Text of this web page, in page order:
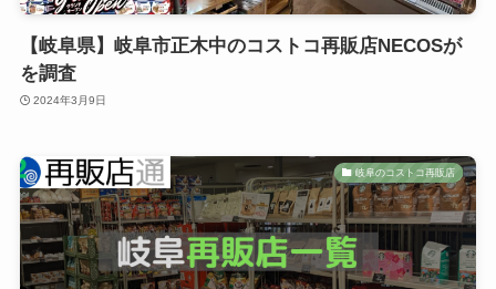
【岐阜県】岐阜市正木中のコストコ再販店NECOSが
を調査
2024年3月9日
岐阜のコストコ再販店